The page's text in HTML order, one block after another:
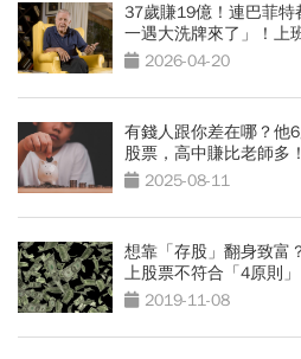
37歲賺19億！連巴菲
一遇大洗牌來了」！上
致富2026-04-20
有錢人跟你差在哪？他
股票，高中賺比老師多
理財思維
2025-08-11
想靠「存股」翻身致富
上股票不符合「4原則
2019-11-08